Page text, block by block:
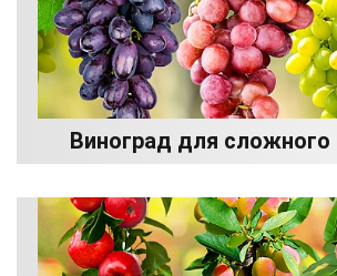
Виноград для сложного